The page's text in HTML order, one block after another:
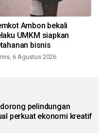
Ambon bekali
UMKM siapkan
bisnis
6 Agustus 2026
pelindungan
perkuat ekonomi kreatif